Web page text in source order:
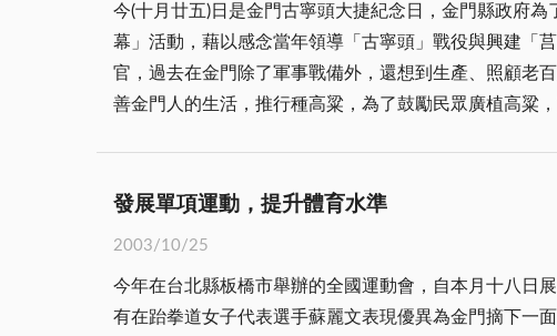
中華民國」遊行活動，意義不同凡響！ 昨天，地區盛大舉行「莒光風華五十年慶」系列活動及「泛藍」團結大遊行，綜觀近千民眾揮舞著國旗，高舉「捍衛中
華民國」的標語遊行金城市區，展現發揚金門精神，反
在太武公墓向國軍陣亡將士英靈致敬，追懷先烈英勇犧
達「捍衛中華民國」的決心！ 平情而論，金門莒光樓走過烽火歲月五十年，這是戰地軍民憑恃「毋忘在莒」的精神，用生命和鮮血寫下捍衛金門、與捍衛中華
今(十月廿五)日是金門古寧頭大捷紀念日，金門縣政府
幕」活動，藉以感念當年領導「古寧頭」戰役與興建「莒光樓」的胡璉將
官，過去在金門除了軍事戰備外，還想到生產、照顧老
善金門人的生活，推行種高粱，為了鼓勵民眾廣植高粱
寧頭大捷後的檢討，以及當年他興建莒光樓，選擇賴生
當戰爭正在激烈進行中，親臨戰線，深入行伍，慰勞軍
範。第二、精神戰力的重要：第十四師團長李光前所率
發展單項運動，提升體育水準
2003/10/25
今年在台北縣板橋市舉辦的全國運動會，自本月十八日
有在跆拳道女子代表選手蘇麗文表現優異為金門摘下一